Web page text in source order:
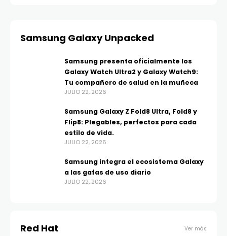
Samsung Galaxy Unpacked
Samsung presenta oficialmente los
Galaxy Watch Ultra2 y Galaxy Watch9:
Tu compañero de salud en la muñeca
JULIO 22, 2026
Samsung Galaxy Z Fold8 Ultra, Fold8 y
Flip8: Plegables, perfectos para cada
estilo de vida.
JULIO 22, 2026
Samsung integra el ecosistema Galaxy
a las gafas de uso diario
JULIO 22, 2026
Red Hat Ver más